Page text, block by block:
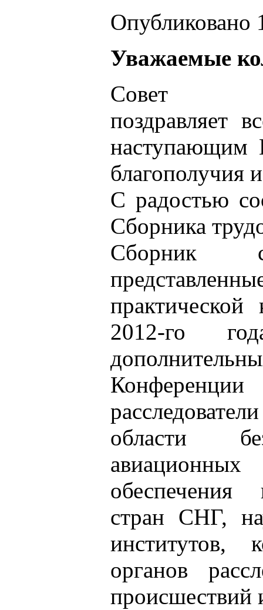
Опубликовано
Уважаемые
Совет
поздравляет
наступающим
благополучия
С радостью
Сборника
Сборник
2012-го
области
авиационных
обеспечения
стран СНГ,
институтов,
органов
происшествий